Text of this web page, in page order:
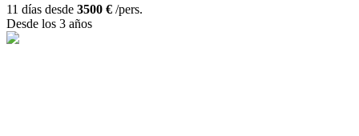
11 días desde 3500 € /pers.
Desde los 3 años